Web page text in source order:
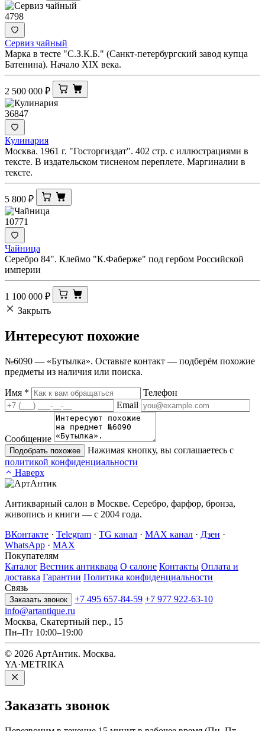
4798
Сервиз чайный
Марка в тесте "С.З.К.Б." (Санкт-петербургский завод купца
Батенина). Начало XIX века.
2 500 000 ₽
36847
Кулинария
Москва. 1961 г. "Госторгиздат". 402 стр. с иллюстрациями в
тексте. В издательском тисненом переплете. Маргиналии в
тексте.
5 800 ₽
10771
Чайница
Серебро 84". Клеймо "К.Фаберже" под гербом Российской
империи
1 100 000 ₽
Закрыть
Интересуют похожие
№6090 — «Бутылка». Оставьте контакт — подберём похожие
предметы из наличия или поиска.
Имя *
Телефон
Email
Сообщение
Подобрать похожее
Нажимая кнопку, вы соглашаетесь с
политикой конфиденциальности
Наверх
Антикварный салон в Москве. Серебро, фарфор, бронза,
живопись и книги — с 2004 года.
ВКонтакте · Telegram · TG канал · MAX канал · Дзен ·
WhatsApp · MAX
Покупателям
Каталог Вестник антиквара О салоне Контакты Оплата и
доставка Гарантии Политика конфиденциальности
Связь
Заказать звонок +7 495 657-84-59 +7 977 922-63-10
info@artantique.ru
Москва, Скатертный пер., 15
Пн–Пт 10:00–19:00
© 2026 АртАнтик. Москва.
YA·METRIKA
Заказать звонок